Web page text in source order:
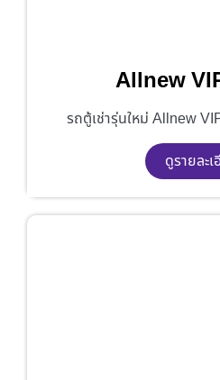
Allnew
รถตู้เช่ารุ่นใหม่ Allnew
ดูรายละ